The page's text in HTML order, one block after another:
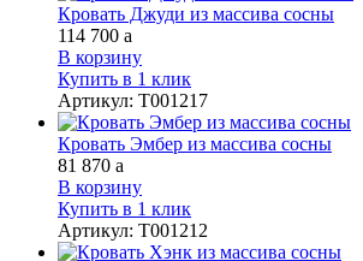
Кровать Джуди из массива сосны
114 700 a
В корзину
Купить в 1 клик
Артикул: Т001217
Кровать Эмбер из массива сосны
81 870 a
В корзину
Купить в 1 клик
Артикул: Т001212